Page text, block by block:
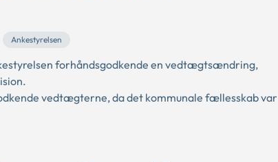
Ankestyrelsen
forhåndsgodkende en vedtægtsændring,
vedtægterne, da det kommunale fællesskab var